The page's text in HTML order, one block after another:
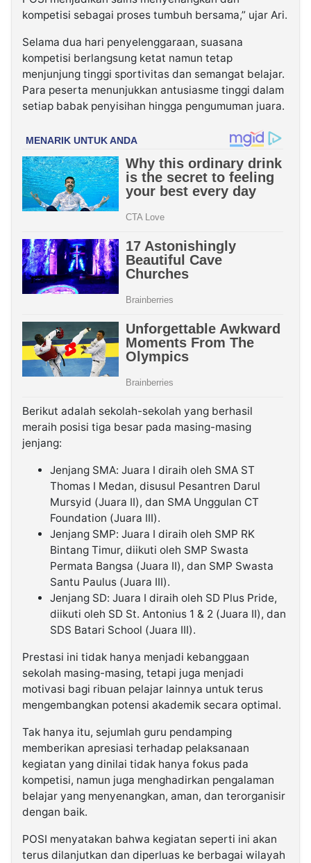
kompetisi sebagai proses tumbuh bersama,” ujar Ari.
Selama dua hari penyelenggaraan, suasana
kompetisi berlangsung ketat namun tetap
menjunjung tinggi sportivitas dan semangat belajar.
Para peserta menunjukkan antusiasme tinggi dalam
setiap babak penyisihan hingga pengumuman juara.
Berikut adalah sekolah-sekolah yang berhasil
meraih posisi tiga besar pada masing-masing
jenjang:
Jenjang SMA: Juara I diraih oleh SMA ST
Thomas I Medan, disusul Pesantren Darul
Mursyid (Juara II), dan SMA Unggulan CT
Foundation (Juara III).
Jenjang SMP: Juara I diraih oleh SMP RK
Bintang Timur, diikuti oleh SMP Swasta
Permata Bangsa (Juara II), dan SMP Swasta
Santu Paulus (Juara III).
Jenjang SD: Juara I diraih oleh SD Plus Pride,
diikuti oleh SD St. Antonius 1 & 2 (Juara II), dan
SDS Batari School (Juara III).
Prestasi ini tidak hanya menjadi kebanggaan
sekolah masing-masing, tetapi juga menjadi
motivasi bagi ribuan pelajar lainnya untuk terus
mengembangkan potensi akademik secara optimal.
Tak hanya itu, sejumlah guru pendamping
memberikan apresiasi terhadap pelaksanaan
kegiatan yang dinilai tidak hanya fokus pada
kompetisi, namun juga menghadirkan pengalaman
belajar yang menyenangkan, aman, dan terorganisir
dengan baik.
POSI menyatakan bahwa kegiatan seperti ini akan
terus dilanjutkan dan diperluas ke berbagai wilayah